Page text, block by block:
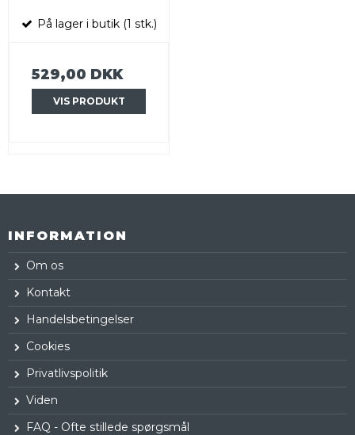
På lager i butik (1 stk.)
529,00 DKK
VIS PRODUKT
INFORMATION
Om os
Kontakt
Handelsbetingelser
Cookies
Privatlivspolitik
Viden
FAQ - Ofte stillede spørgsmål